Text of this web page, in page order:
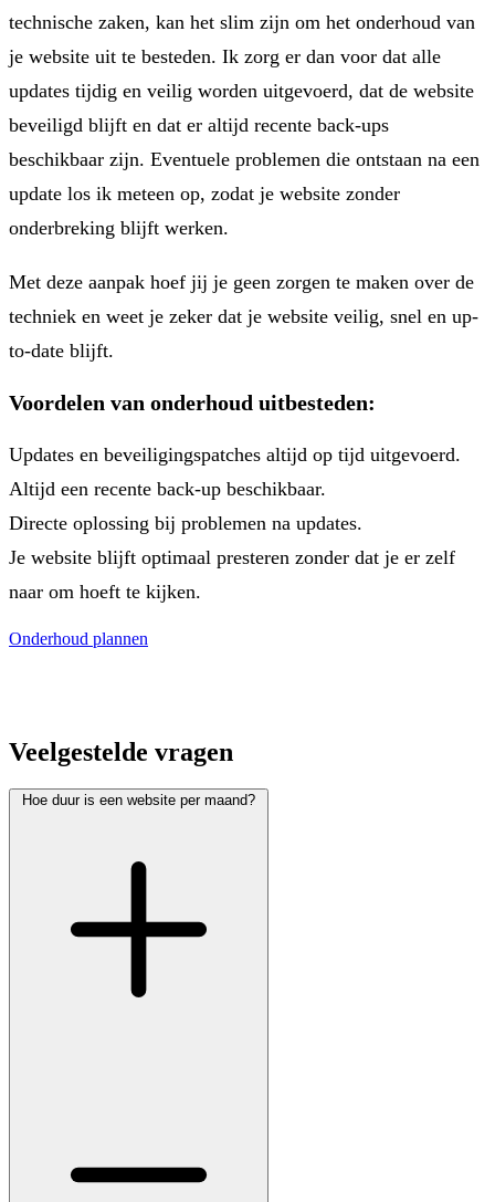
technische zaken, kan het slim zijn om het onderhoud van
je website uit te besteden. Ik zorg er dan voor dat alle
updates tijdig en veilig worden uitgevoerd, dat de website
beveiligd blijft en dat er altijd recente back-ups
beschikbaar zijn. Eventuele problemen die ontstaan na een
update los ik meteen op, zodat je website zonder
onderbreking blijft werken.
Met deze aanpak hoef jij je geen zorgen te maken over de
techniek en weet je zeker dat je website veilig, snel en up-
to-date blijft.
Voordelen van onderhoud uitbesteden:
Updates en beveiligingspatches altijd op tijd uitgevoerd.
Altijd een recente back-up beschikbaar.
Directe oplossing bij problemen na updates.
Je website blijft optimaal presteren zonder dat je er zelf
naar om hoeft te kijken.
Onderhoud plannen
Veelgestelde vragen
Hoe duur is een website per maand?